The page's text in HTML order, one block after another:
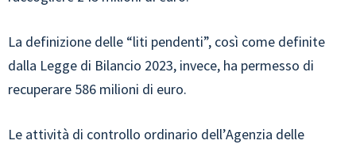
La definizione delle “liti pendenti”, così come definite
dalla Legge di Bilancio 2023, invece, ha permesso di
recuperare 586 milioni di euro.
Le attività di controllo ordinario dell’Agenzia delle